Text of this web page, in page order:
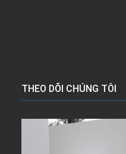
THEO DÕI CHÚNG TÔI